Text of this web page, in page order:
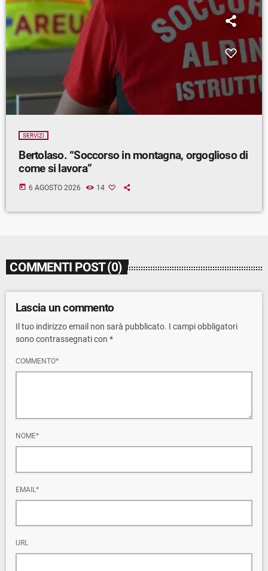
SERVIZI
Bertolaso. “Soccorso in montagna, orgoglioso di
come si lavora”
today 6 AGOSTO 2026 14
COMMENTI POST (0)
Lascia un commento
Il tuo indirizzo email non sarà pubblicato. I campi obbligatori
sono contrassegnati con *
COMMENTO*
NOME*
EMAIL*
URL